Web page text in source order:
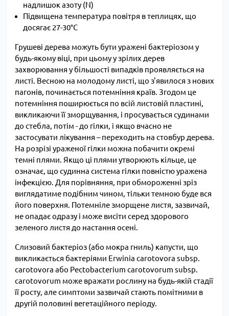
надлишок азоту (N)
Підвищена температура повітря в теплицях, що
досягає 27-30°C
Грушеві дерева можуть бути уражені бактеріозом у
будь-якому віці, при цьому у зрілих дерев
захворювання у більшості випадків проявляється на
листі. Весною на молодому листі, що з'явилося з нових
пагонів, починається потемніння країв. Згодом це
потемніння поширюється по всій листовій пластині,
викликаючи її зморщування, і просувається судинами
до стебла, потім - до гілки, і якщо вчасно не
застосувати лікування – переходить на стовбур дерева.
На розрізі ураженої гілки можна побачити окремі
темні плями. Якщо ці плями утворюють кільце, це
означає, що судинна система гілки повністю уражена
інфекцією. Для порівняння, при обмороженні зріз
виглядатиме подібним чином, тільки темною буде вся
його поверхня. Потемніле зморщене листя, зазвичай,
не опадає одразу і може висіти серед здорового
зеленого листя до настання осені.
Слизовий бактеріоз (або мокра гниль) капусти, що
викликається бактеріями Erwinia carotovora subsp.
carotovora або Pectobacterium carotovorum subsp.
carotovorum може вражати рослину на будь-якій стадії
її росту, але симптоми зазвичай стають помітними в
другій половині вегетаційного періоду.